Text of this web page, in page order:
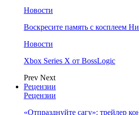
Новости
Воскресите память с косплеем
Новости
Xbox Series X от BossLogic
Prev Next
Рецензии
Рецензии
«Отпразднуйте сагу»: трейлер